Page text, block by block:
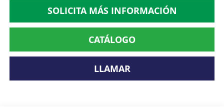
SOLICITA MÁS INFORMACIÓN
CATÁLOGO
LLAMAR